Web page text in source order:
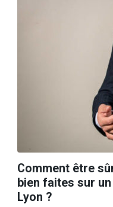
Comment être
bien faites sur
Lyon ?